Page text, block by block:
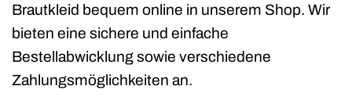
Brautkleid bequem online in unserem Shop. Wir
bieten eine sichere und einfache
Bestellabwicklung sowie verschiedene
Zahlungsmöglichkeiten an.